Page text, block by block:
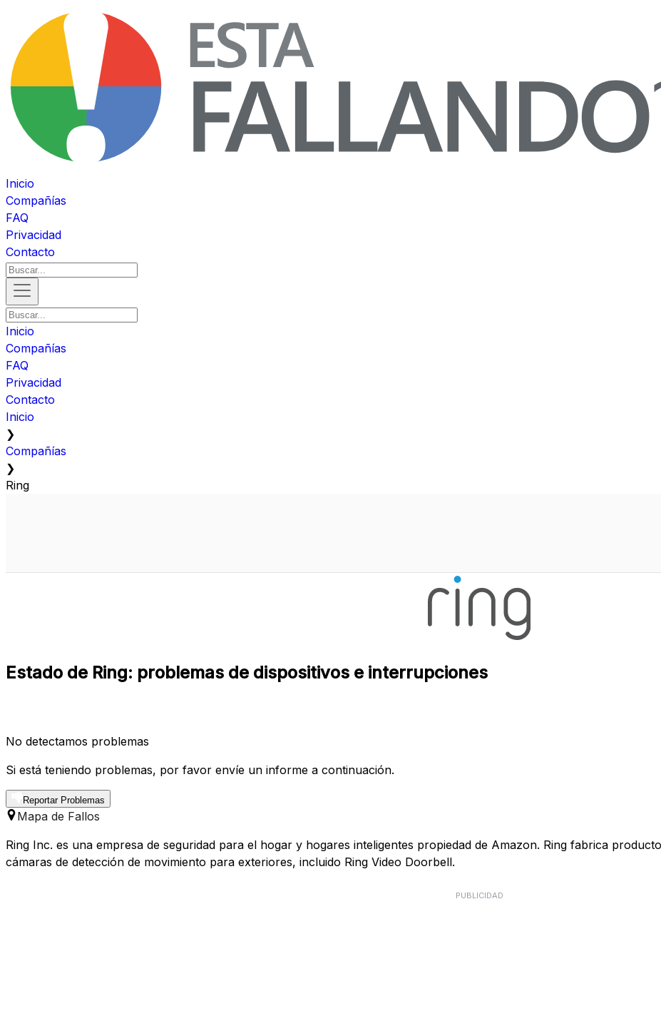
Inicio
Compañías
FAQ
Privacidad
Contacto
Inicio
Compañías
FAQ
Privacidad
Contacto
Inicio
❯
Compañías
❯
Ring
Estado de Ring: problemas de dispositivos e interrupciones
No detectamos problemas
Si está teniendo problemas, por favor envíe un informe a continuación.
Reportar Problemas
Mapa de Fallos
Ring Inc. es una empresa de seguridad para el hogar y hogares inteligentes propiedad de Amazon. Ring fabrica
cámaras de detección de movimiento para exteriores, incluido Ring Video Doorbell.
PUBLICIDAD